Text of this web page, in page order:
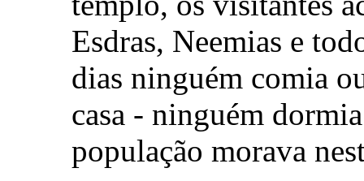
Esdras, Neemias e
dias ninguém comia
casa - ninguém
população morava